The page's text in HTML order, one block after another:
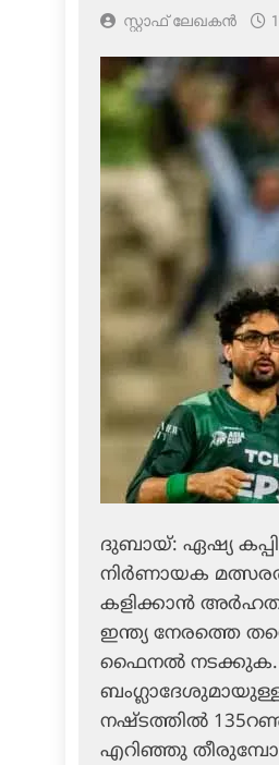
സ്റ്റാഫ് ലേഖകൻ
ദുബായ്: ഏഷ്യ
നിര്‍ണായക
കളിക്കാന്‍
ഇന്ത്യ നേരത്തെ
ഫൈനല്‍ നടക്കുക.
നഷ്ടത്തില്‍
എറിഞ്ഞു